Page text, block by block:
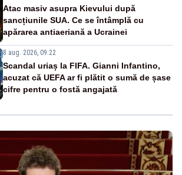
Atac masiv asupra Kievului după
sancțiunile SUA. Ce se întâmplă cu
apărarea antiaeriană a Ucrainei
8 aug. 2026, 09:22
Scandal uriaș la FIFA. Gianni Infantino,
acuzat că UEFA ar fi plătit o sumă de șase
cifre pentru o fostă angajată